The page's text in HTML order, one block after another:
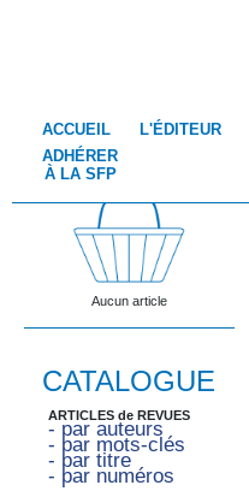
ACCUEIL L'ÉDITEUR
ADHÉRER
À LA SFP
Aucun article
CATALOGUE
ARTICLES de REVUES
- par auteurs
- par mots-clés
- par titre
- par numéros